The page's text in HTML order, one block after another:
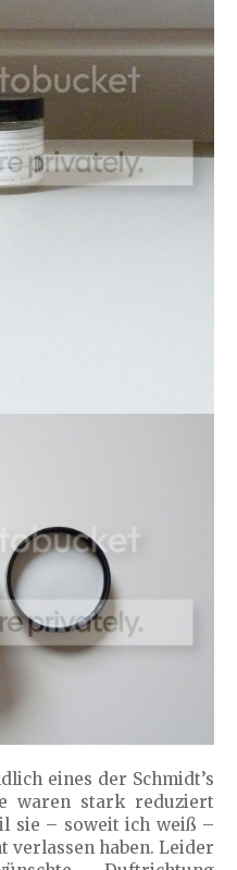
eines der Schmidt’s
waren stark reduziert
sie – soweit ich weiß –
verlassen haben. Leider